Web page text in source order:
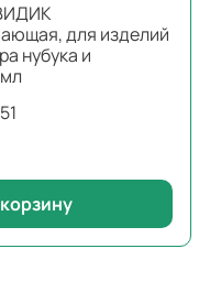
для изделий
нубука и